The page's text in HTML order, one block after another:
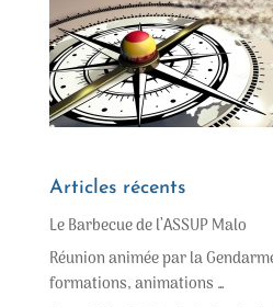
Articles récents
Le Barbecue de l’ASSUP Malo
Réunion animée par la
formations, animations …